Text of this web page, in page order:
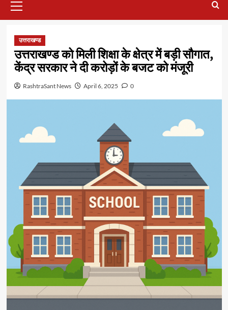
Menu
उत्तराखण्ड
उत्तराखण्ड को मिली शिक्षा के क्षेत्र में बड़ी सौगात,
केंद्र सरकार ने दी करोड़ों के बजट को मंजूरी
RashtraSant News April 6, 2025 0